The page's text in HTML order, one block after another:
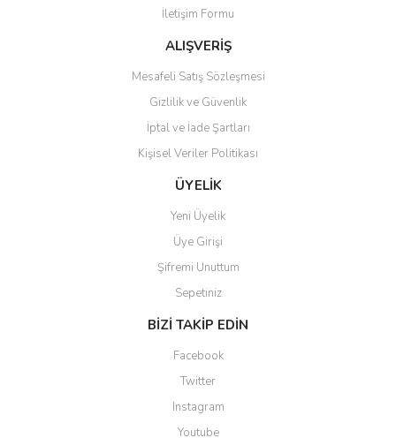
Ürün fiyatı diğer sitelerden daha pahalı.
Bu ürüne benzer farklı alternatifler olmalı.
Gönder
İletişim Formu
ALIŞVERİŞ
Mesafeli Satış Sözleşmesi
Gizlilik ve Güvenlik
İptal ve İade Şartları
Kişisel Veriler Politikası
ÜYELİK
Yeni Üyelik
Üye Girişi
Şifremi Unuttum
Sepetiniz
BİZİ TAKİP EDİN
Facebook
Twitter
Instagram
Youtube